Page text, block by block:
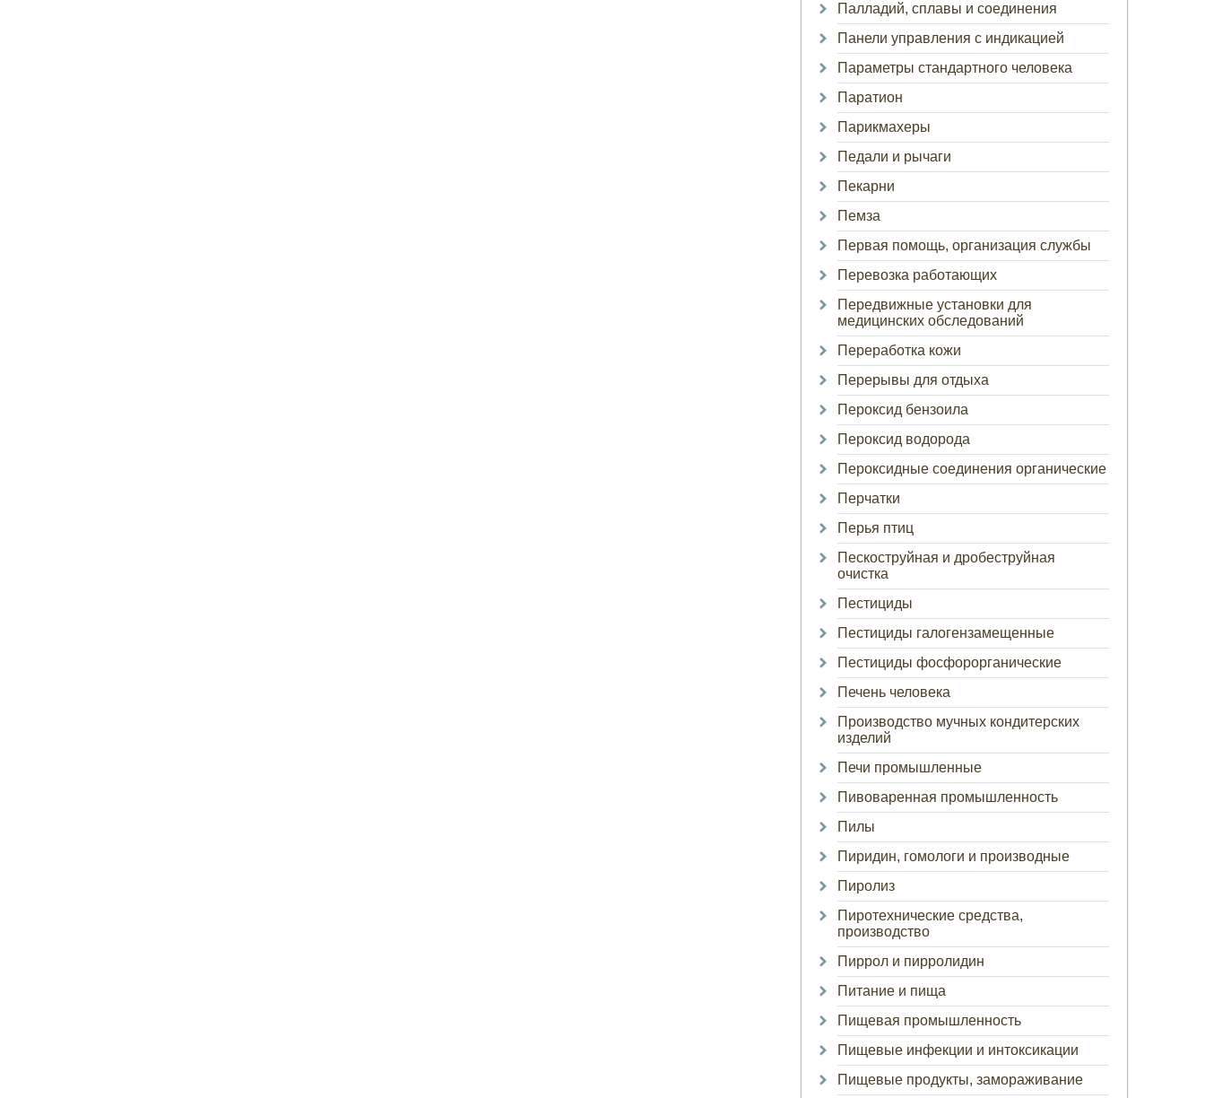
Палладий, сплавы и соединения
Панели управления с индикацией
Параметры стандартного человека
Паратион
Парикмахеры
Педали и рычаги
Пекарни
Пемза
Первая помощь, организация службы
Перевозка работающих
Передвижные установки для
медицинских обследований
Переработка кожи
Перерывы для отдыха
Пероксид бензоила
Пероксид водорода
Пероксидные соединения органические
Перчатки
Перья птиц
Пескоструйная и дробеструйная
очистка
Пестициды
Пестициды галогензамещенные
Пестициды фосфорорганические
Печень человека
Производство мучных кондитерских
изделий
Печи промышленные
Пивоваренная промышленность
Пилы
Пиридин, гомологи и производные
Пиролиз
Пиротехнические средства,
производство
Пиррол и пирролидин
Питание и пища
Пищевая промышленность
Пищевые инфекции и интоксикации
Пищевые продукты, замораживание